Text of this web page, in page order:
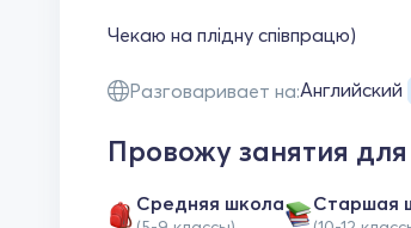
Чекаю на плідну співпрацю)
Разговаривает на:Английский
Провожу занятия для
Средняя школа Cтаршая